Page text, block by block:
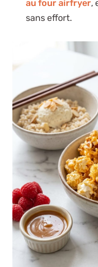
au four airfryer,
sans effort.